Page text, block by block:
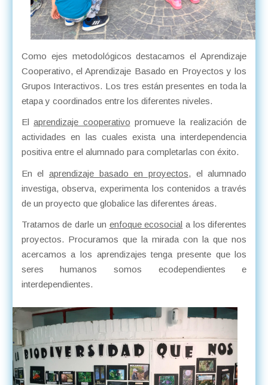
Como ejes metodológicos destacamos el Aprendizaje
Cooperativo, el Aprendizaje Basado en Proyectos y los
Grupos Interactivos. Los tres están presentes en toda la
etapa y coordinados entre los diferentes niveles.
Elaprendizaje cooperativo promueve la realización de
actividades en las cuales exista una interdependencia
positiva entre el alumnado para completarlas con éxito.
En elaprendizaje basado en proyectos, el alumnado
investiga, observa, experimenta los contenidos a través
de un proyecto que globalice las diferentes áreas.
Tratamos de darle un enfoque ecosocial a los diferentes
proyectos. Procuramos que la mirada con la que nos
acercamos a los aprendizajes tenga presente que los
seres humanos somos ecodependientes e
interdependientes.